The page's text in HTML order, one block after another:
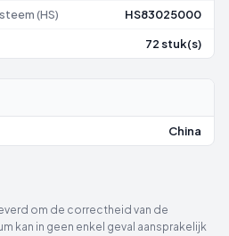
(HS) HS83025000
72 stuk(s)
China
om de correctheid van de
kan in geen enkel geval aansprakelijk